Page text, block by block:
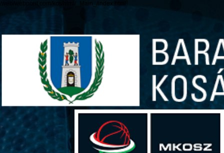
/web/webpont.com/kcs/html/_Main_/index.html